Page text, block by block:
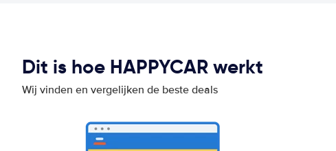
Dit is hoe HAPPYCAR werkt
Wij vinden en vergelijken de beste deals